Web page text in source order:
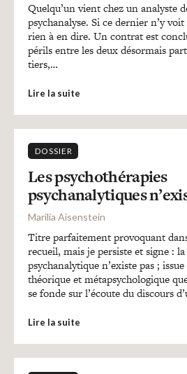
Quelqu’un vient chez un analyste
psychanalyse. Si ce dernier n’y
rien à en dire. Un contrat est
périls entre les deux désormais
tiers,…
Lire la suite
DOSSIER
Les psychothérapies
psychanalytiques
Marilia Aisenstein
Titre parfaitement provoquant
recueil, mais je persiste et signe :
psychanalytique n’existe pas ;
théorique et métapsychologique
se fonde sur l’écoute du discours
Lire la suite